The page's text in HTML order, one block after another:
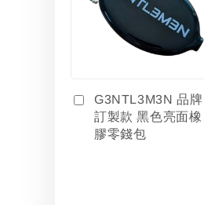
G3NTL3M3N 品牌
訂製款 黑色亮面橡
膠零錢包